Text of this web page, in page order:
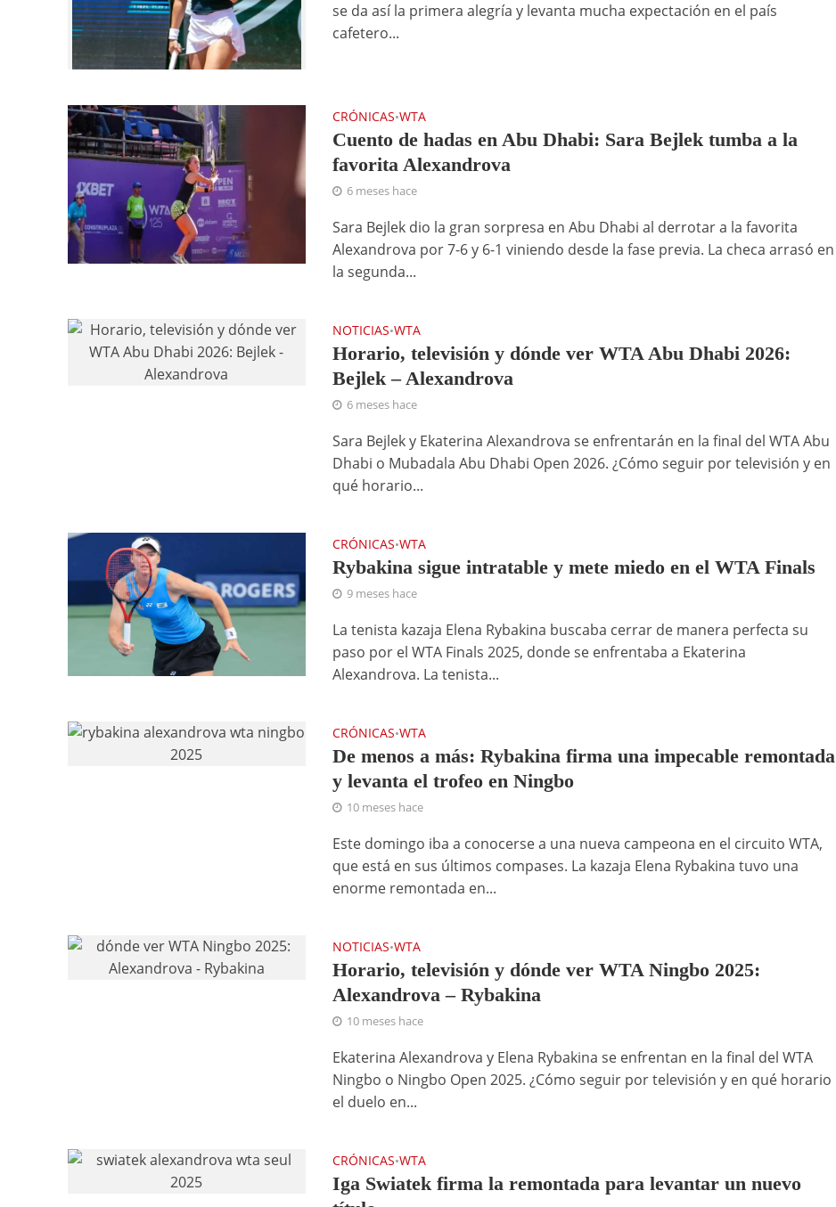
se da así la primera alegría y levanta mucha expectación en el país
cafetero...
CRÓNICAS•WTA
Cuento de hadas en Abu Dhabi: Sara Bejlek tumba a la
favorita Alexandrova
6 meses hace
Sara Bejlek dio la gran sorpresa en Abu Dhabi al derrotar a la favorita
Alexandrova por 7-6 y 6-1 viniendo desde la fase previa. La checa arrasó en
la segunda...
NOTICIAS•WTA
Horario, televisión y dónde ver WTA Abu Dhabi 2026:
Bejlek – Alexandrova
6 meses hace
Sara Bejlek y Ekaterina Alexandrova se enfrentarán en la final del WTA Abu
Dhabi o Mubadala Abu Dhabi Open 2026. ¿Cómo seguir por televisión y en
qué horario...
CRÓNICAS•WTA
Rybakina sigue intratable y mete miedo en el WTA Finals
9 meses hace
La tenista kazaja Elena Rybakina buscaba cerrar de manera perfecta su
paso por el WTA Finals 2025, donde se enfrentaba a Ekaterina
Alexandrova. La tenista...
CRÓNICAS•WTA
De menos a más: Rybakina firma una impecable remontada
y levanta el trofeo en Ningbo
10 meses hace
Este domingo iba a conocerse a una nueva campeona en el circuito WTA,
que está en sus últimos compases. La kazaja Elena Rybakina tuvo una
enorme remontada en...
NOTICIAS•WTA
Horario, televisión y dónde ver WTA Ningbo 2025:
Alexandrova – Rybakina
10 meses hace
Ekaterina Alexandrova y Elena Rybakina se enfrentan en la final del WTA
Ningbo o Ningbo Open 2025. ¿Cómo seguir por televisión y en qué horario
el duelo en...
CRÓNICAS•WTA
Iga Swiatek firma la remontada para levantar un nuevo